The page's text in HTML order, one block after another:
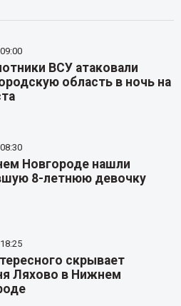
ВСУ атаковали
область в ночь на
Новгороде нашли
8-летнюю девочку
скрывает
Ляхово в Нижнем